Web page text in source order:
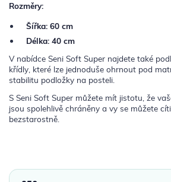
Rozměry:
Šířka: 60 cm
Délka: 40 cm
V nabídce Seni Soft Super najdete také
křídly, které lze jednoduše ohrnout pod
stabilitu podložky na posteli.
S Seni Soft Super můžete mít jistotu, že
jsou spolehlivě chráněny a vy se můžete
bezstarostně.